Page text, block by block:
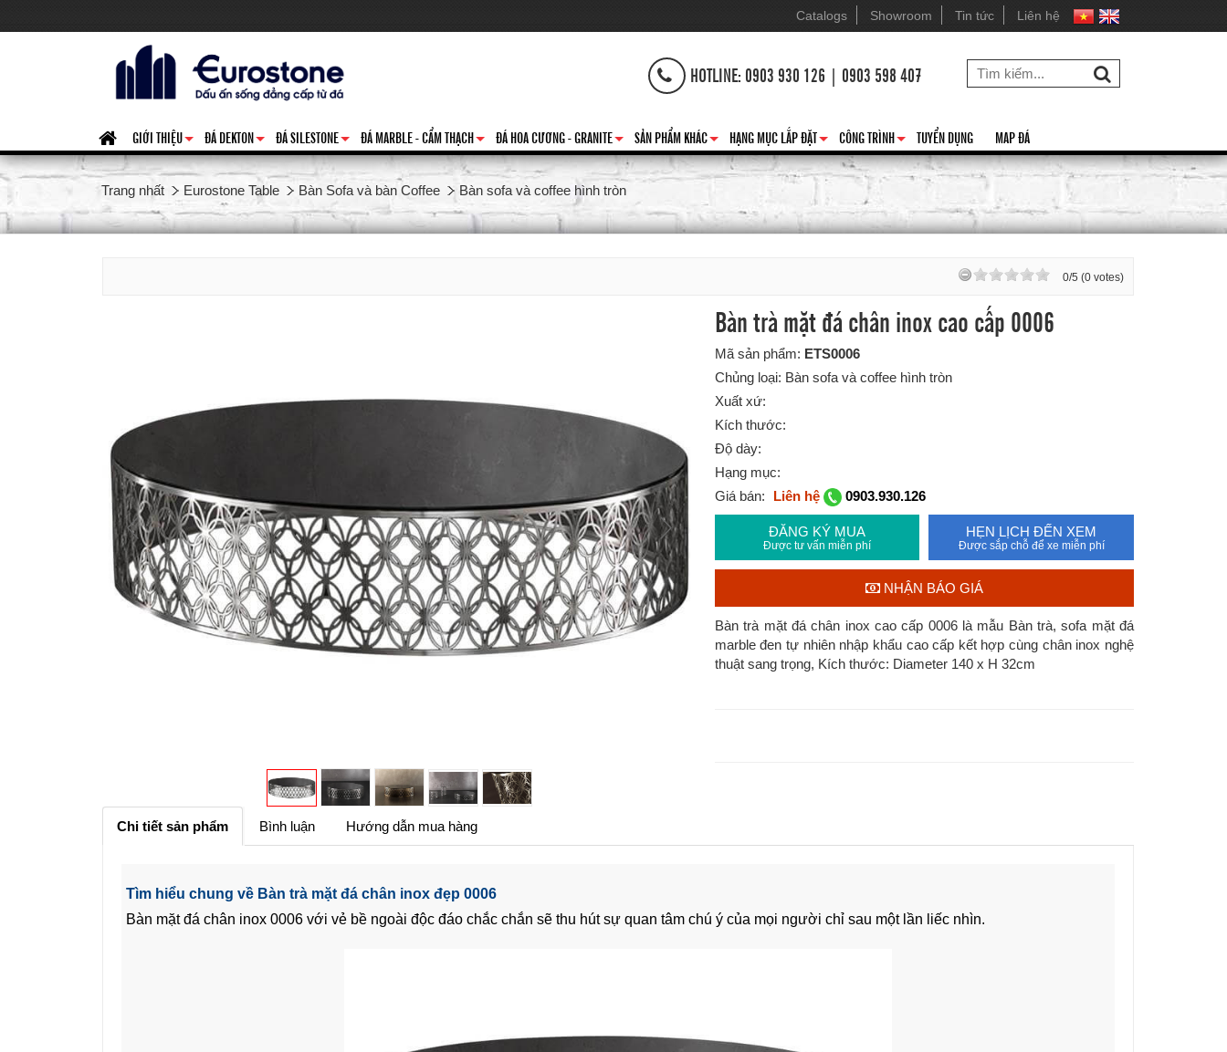
Catalogs Showroom Tin tức Liên hệ
HOTLINE: 0903 930 126 | 0903 598 407
+
GIỚI THIỆU
+
ĐÁ DEKTON
+
ĐÁ SILESTONE
+
ĐÁ MARBLE - CẨM THẠCH
+
ĐÁ HOA CƯƠNG - GRANITE
+
SẢN PHẨM KHÁC
+
HẠNG MỤC LẮP ĐẶT
+
CÔNG TRÌNH TUYỂN DỤNG MAP ĐÁ
Trang nhất Eurostone Table Bàn Sofa và bàn Coffee Bàn sofa và coffee hình tròn
0/5 (0 votes)
Bàn trà mặt đá chân inox cao cấp 0006
Mã sản phẩm: ETS0006
Chủng loại: Bàn sofa và coffee hình tròn
Xuất xứ:
Kích thước:
Độ dày:
Hạng mục:
Giá bán:
Liên hệ 0903.930.126
ĐĂNG KÝ MUA
Được tư vấn miễn phí
HẸN LỊCH ĐẾN XEM
Được sắp chỗ để xe miễn phí
NHẬN BÁO GIÁ
Bàn trà mặt đá chân inox cao cấp 0006 là mẫu Bàn trà, sofa mặt đá
marble đen tự nhiên nhập khẩu cao cấp kết hợp cùng chân inox nghệ
thuật sang trọng, Kích thước: Diameter 140 x H 32cm
Chi tiết sản phẩm Bình luận Hướng dẫn mua hàng
Tìm hiểu chung về Bàn trà mặt đá chân inox đẹp 0006
Bàn mặt đá chân inox 0006 với vẻ bề ngoài độc đáo chắc chắn sẽ thu hút sự quan tâm chú ý của mọi người chỉ sau một lần liếc nhìn.